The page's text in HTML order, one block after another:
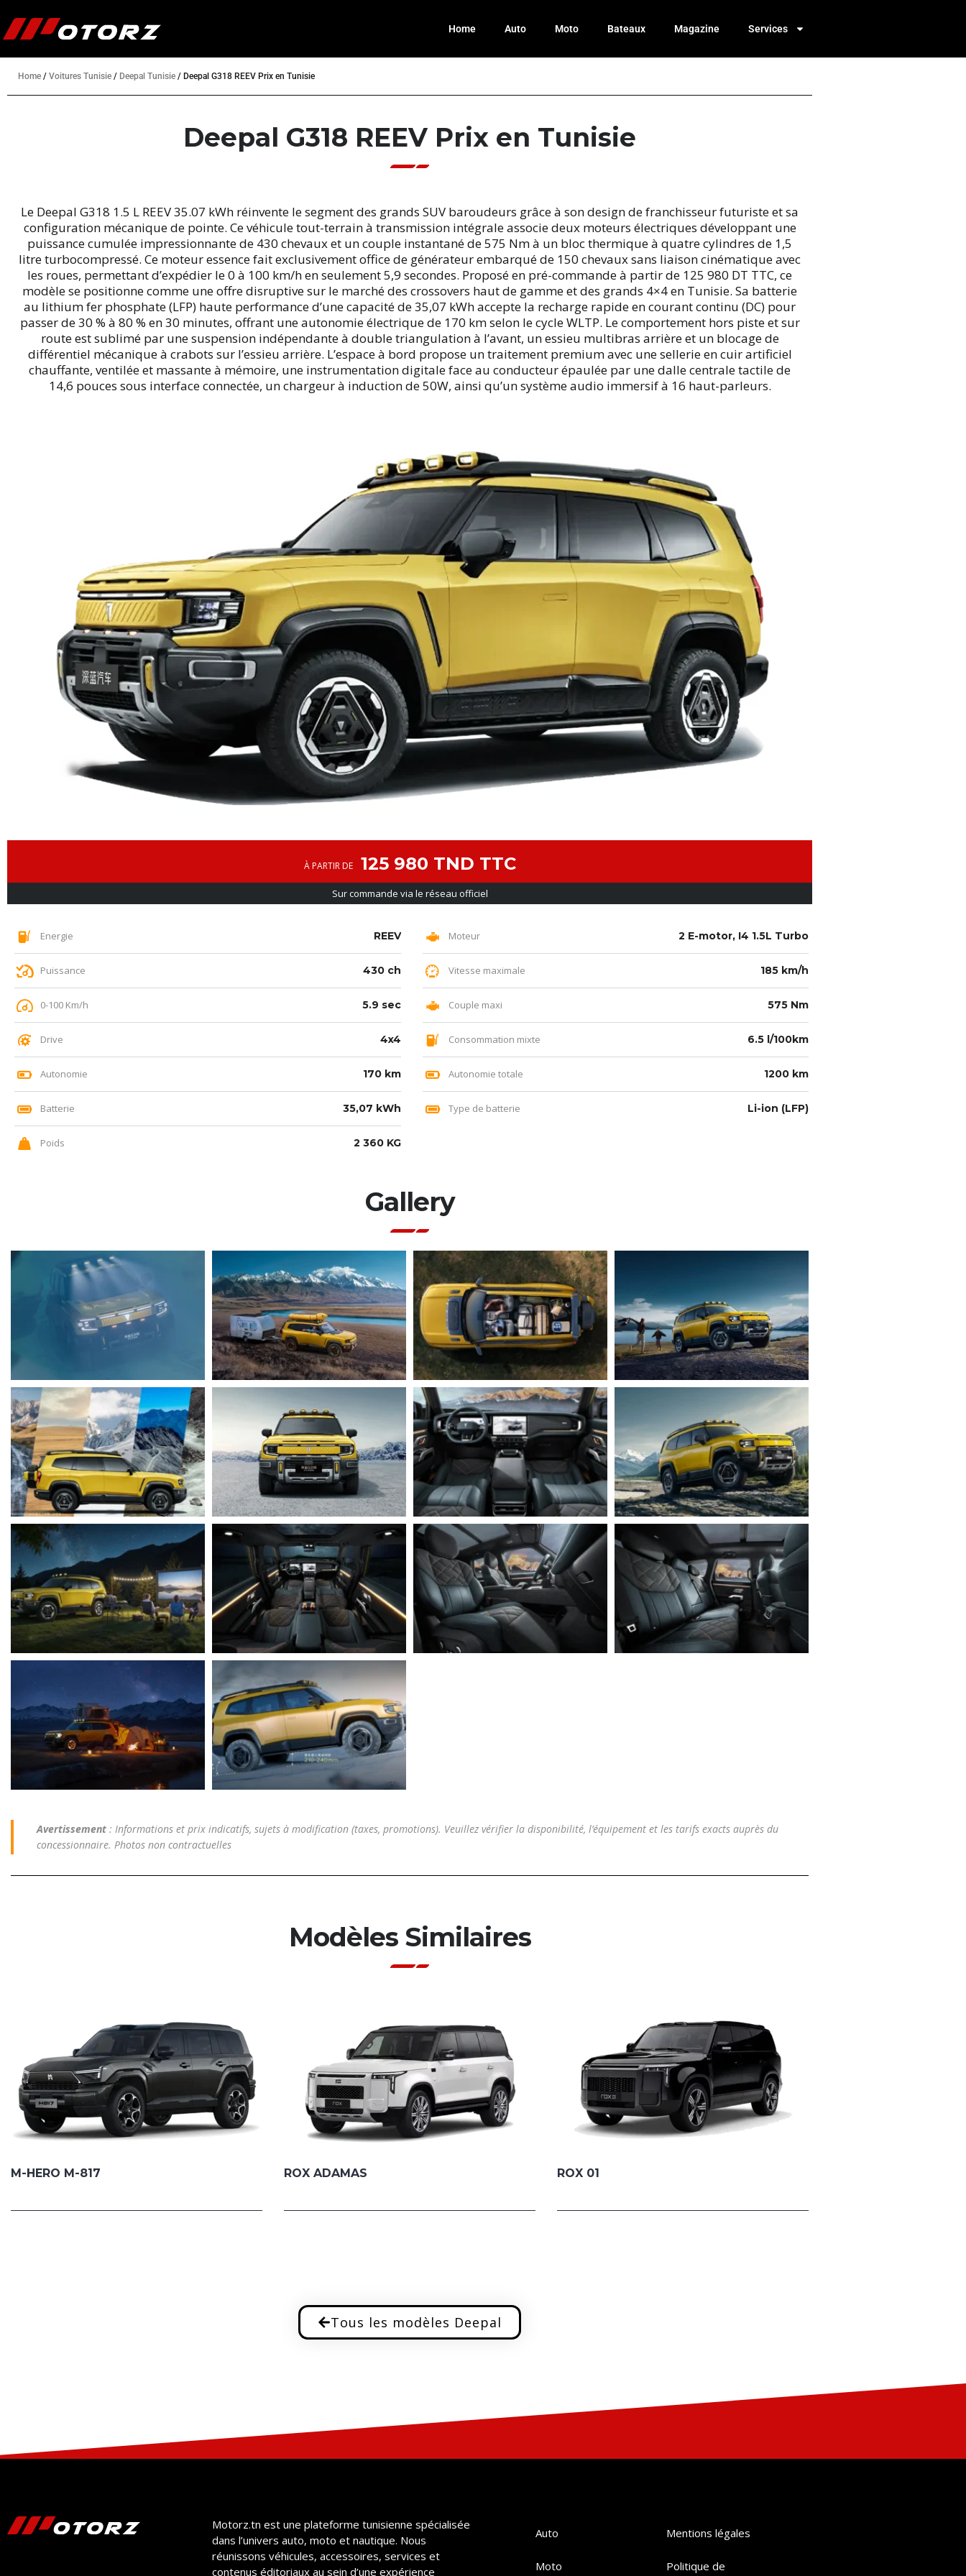
Home Auto Moto Bateaux Magazine Services
Home / Voitures Tunisie / Deepal Tunisie / Deepal G318 REEV Prix en Tunisie
Deepal G318 REEV Prix en Tunisie
Le Deepal G318 1.5 L REEV 35.07 kWh réinvente le segment des grands SUV baroudeurs grâce à son design de franchisseur futuriste et sa
configuration mécanique de pointe. Ce véhicule tout-terrain à transmission intégrale associe deux moteurs électriques développant une
puissance cumulée impressionnante de 430 chevaux et un couple instantané de 575 Nm à un bloc thermique à quatre cylindres de 1,5
litre turbocompressé. Ce moteur essence fait exclusivement office de générateur embarqué de 150 chevaux sans liaison cinématique avec
les roues, permettant d’expédier le 0 à 100 km/h en seulement 5,9 secondes. Proposé en pré-commande à partir de 125 980 DT TTC, ce
modèle se positionne comme une offre disruptive sur le marché des crossovers haut de gamme et des grands 4×4 en Tunisie. Sa batterie
au lithium fer phosphate (LFP) haute performance d’une capacité de 35,07 kWh accepte la recharge rapide en courant continu (DC) pour
passer de 30 % à 80 % en 30 minutes, offrant une autonomie électrique de 170 km selon le cycle WLTP. Le comportement hors piste et sur
route est sublimé par une suspension indépendante à double triangulation à l’avant, un essieu multibras arrière et un blocage de
différentiel mécanique à crabots sur l’essieu arrière. L’espace à bord propose un traitement premium avec une sellerie en cuir artificiel
chauffante, ventilée et massante à mémoire, une instrumentation digitale face au conducteur épaulée par une dalle centrale tactile de
14,6 pouces sous interface connectée, un chargeur à induction de 50W, ainsi qu’un système audio immersif à 16 haut-parleurs.
125 980 TND TTC
À PARTIR DE
Sur commande via le réseau officiel
Energie REEV Moteur 2 E-motor, I4 1.5L Turbo
Puissance 430 ch Vitesse maximale 185 km/h
0-100 Km/h 5.9 sec Couple maxi 575 Nm
Drive 4x4 Consommation mixte 6.5 l/100km
Autonomie 170 km Autonomie totale 1200 km
Batterie 35,07 kWh Type de batterie Li-ion (LFP)
Poids 2 360 KG
Gallery
Avertissement : Informations et prix indicatifs, sujets à modification (taxes, promotions). Veuillez vérifier la disponibilité, l’équipement et les tarifs exacts auprès du
concessionnaire. Photos non contractuelles
Modèles Similaires
M-HERO M-817 ROX ADAMAS ROX 01
Tous les modèles Deepal
Motorz.tn est une plateforme tunisienne spécialisée
dans l’univers auto, moto et nautique. Nous
réunissons véhicules, accessoires, services et
contenus éditoriaux au sein d’une expérience
Auto
Moto
Mentions légales
Politique de